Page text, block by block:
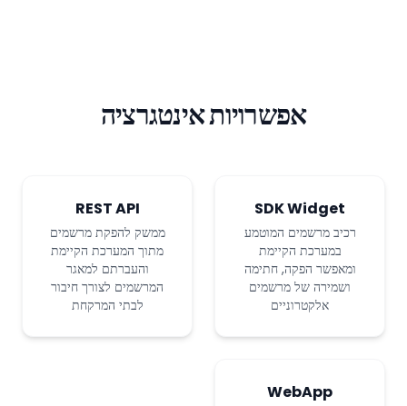
אפשרויות אינטגרציה
SDK Widget
רכיב מרשמים המוטמע
במערכת הקיימת
ומאפשר הפקה, חתימה
ושמירה של מרשמים
אלקטרוניים
REST API
ממשק להפקת מרשמים
מתוך המערכת הקיימת
והעברתם למאגר
המרשמים לצורך חיבור
לבתי המרקחת
WebApp